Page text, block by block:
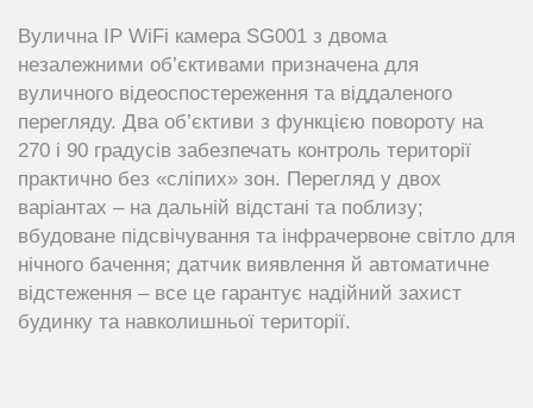
Вулична IP WiFi камера SG001 з двома
незалежними об’єктивами призначена для
вуличного відеоспостереження та віддаленого
перегляду. Два об’єктиви з функцією повороту на
270 і 90 градусів забезпечать контроль території
практично без «сліпих» зон. Перегляд у двох
варіантах – на дальній відстані та поблизу;
вбудоване підсвічування та інфрачервоне світло для
нічного бачення; датчик виявлення й автоматичне
відстеження – все це гарантує надійний захист
будинку та навколишньої території.